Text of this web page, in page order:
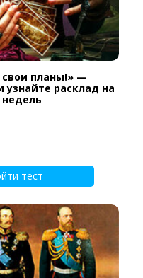
свои планы!» —
узнайте расклад на
тест